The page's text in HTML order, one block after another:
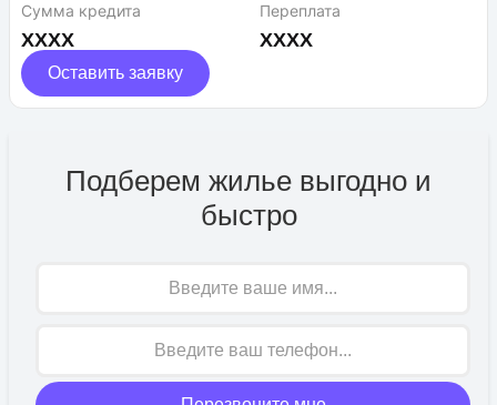
Сумма кредита
XXXX
Переплата
XXXX
Оставить заявку
Подберем жилье выгодно и
быстро